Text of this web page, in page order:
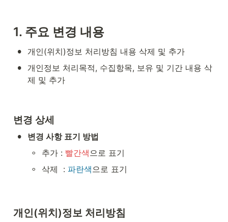
1. 주요 변경 내용
• 개인(위치)정보 처리방침 내용 삭제 및 추가
•
개인정보 처리목적, 수집항목, 보유 및 기간 내용 삭
제 및 추가
변경 상세
• 변경 사항 표기 방법
◦ 추가 : 빨간색으로 표기
◦ 삭제  : 파란색으로 표기
개인(위치)정보 처리방침